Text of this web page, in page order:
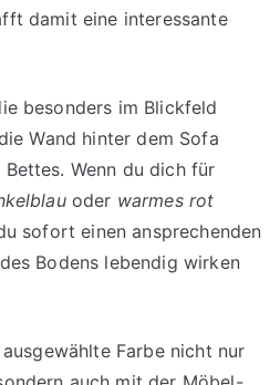
damit eine interessante
besonders im Blickfeld
Wand hinter dem Sofa
Wenn du dich für
oder warmes rot
sofort einen ansprechenden
Bodens lebendig wirken
Farbe nicht nur